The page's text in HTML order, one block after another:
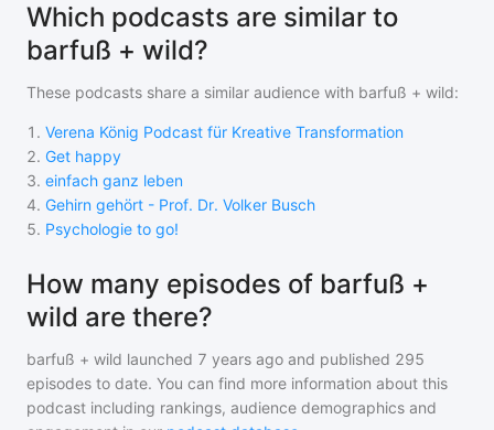
Which podcasts are similar to
barfuß + wild?
These podcasts share a similar audience with barfuß + wild:
1 . Verena König Podcast für Kreative Transformation
2. Get happy
3. einfach ganz leben
4. Gehirn gehört - Prof. Dr. Volker Busch
5. Psychologie to go!
How many episodes of barfuß +
wild are there?
barfuß + wild launched 7 years ago and published 295
episodes to date. You can find more information about this
podcast including rankings, audience demographics and